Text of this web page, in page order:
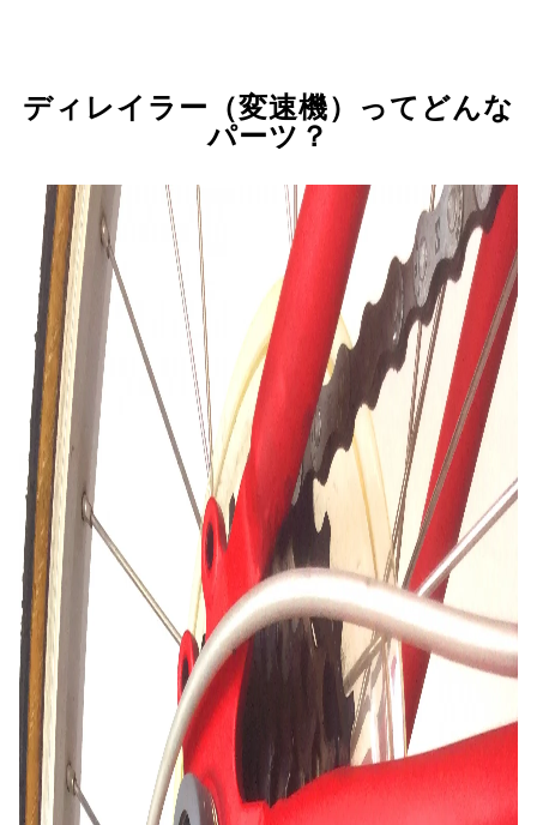
ディレイラー（変速機）ってどんな
パーツ？